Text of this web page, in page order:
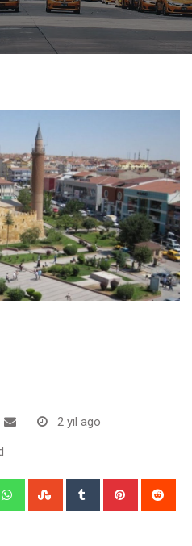
2 yıl ago
WhatsappStumbleUpon
Tumblr Pinterest